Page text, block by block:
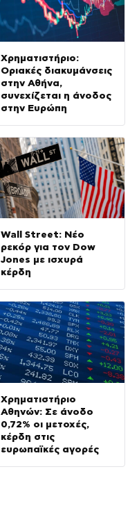
Χρηματιστήριο:
Οριακές διακυμάνσεις
στην Αθήνα,
συνεχίζεται η άνοδος
στην Ευρώπη
Wall Street: Νέο
ρεκόρ για τον Dow
Jones με ισχυρά
κέρδη
Χρηματιστήριο
Αθηνών: Σε άνοδο
0,72% οι μετοχές,
κέρδη στις
ευρωπαϊκές αγορές